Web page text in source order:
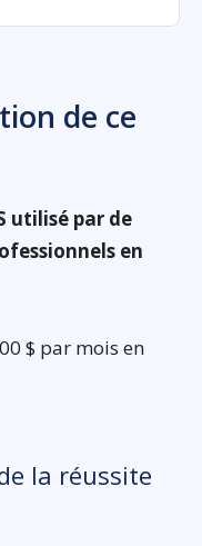
de ce
utilisé par de
en
$ par mois en
la réussite